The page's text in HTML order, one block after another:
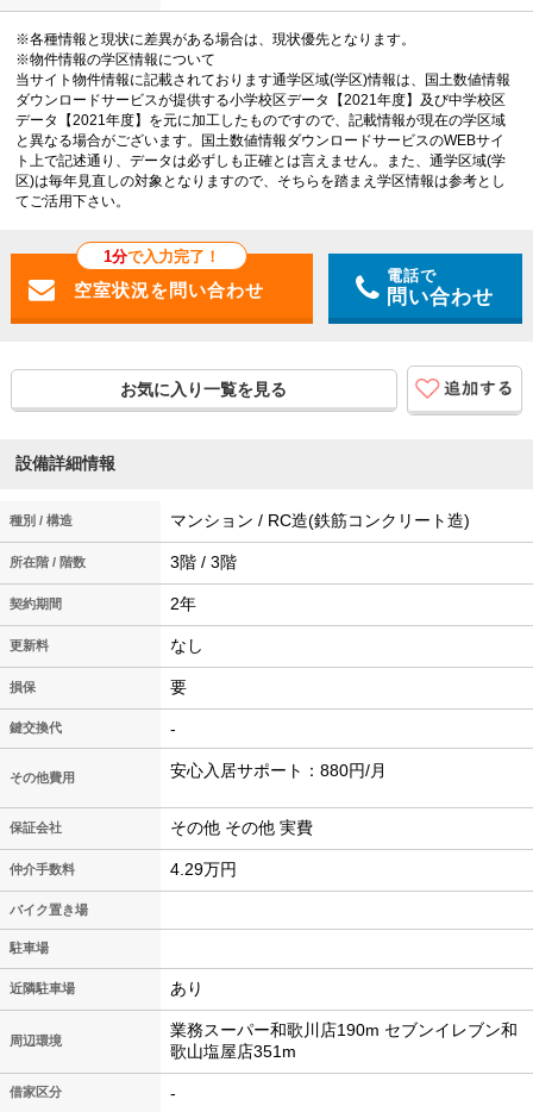
※各種情報と現状に差異がある場合は、現状優先となります。
※物件情報の学区情報について
当サイト物件情報に記載されております通学区域(学区)情報は、国土数値情報
ダウンロードサービスが提供する小学校区データ【2021年度】及び中学校区
データ【2021年度】を元に加工したものですので、記載情報が現在の学区域
と異なる場合がございます。国土数値情報ダウンロードサービスのWEBサイ
ト上で記述通り、データは必ずしも正確とは言えません。また、通学区域(学
区)は毎年見直しの対象となりますので、そちらを踏まえ学区情報は参考とし
てご活用下さい。
1分で入力完了！
電話で
問い合わせ
お気に入り一覧を見る
設備詳細情報
種別 / 構造 マンション / RC造(鉄筋コンクリート造)
所在階 / 階数 3階 / 3階
契約期間 2年
更新料 なし
損保 要
鍵交換代 -
その他費用 安心入居サポート：880円/月
保証会社 その他 その他 実費
仲介手数料 4.29万円
バイク置き場
駐車場
近隣駐車場 あり
周辺環境
業務スーパー和歌川店190m セブンイレブン和
歌山塩屋店351m
借家区分 -